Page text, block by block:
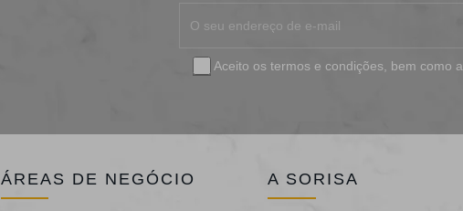
Aceito os termos e condições , bem como a
ÁREAS DE NEGÓCIO A SORISA